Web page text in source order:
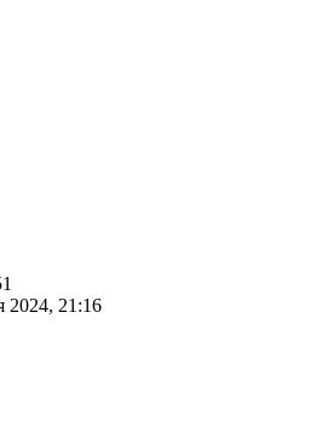
2024, 21:16